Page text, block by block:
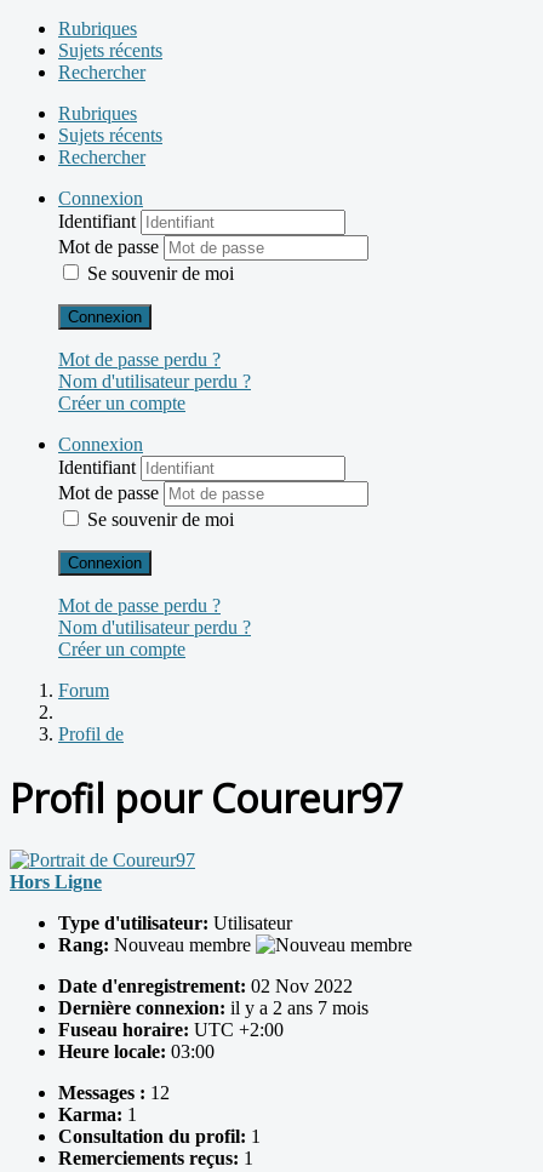
Rubriques
Sujets récents
Rechercher
Rubriques
Sujets récents
Rechercher
Connexion
Identifiant
Mot de passe
Se souvenir de moi
Connexion
Mot de passe perdu ?
Nom d'utilisateur perdu ?
Créer un compte
Connexion
Identifiant
Mot de passe
Se souvenir de moi
Connexion
Mot de passe perdu ?
Nom d'utilisateur perdu ?
Créer un compte
Forum
Profil de
Profil pour Coureur97
Hors Ligne
Type d'utilisateur: Utilisateur
Rang: Nouveau membre
Date d'enregistrement: 02 Nov 2022
Dernière connexion: il y a 2 ans 7 mois
Fuseau horaire: UTC +2:00
Heure locale: 03:00
Messages : 12
Karma: 1
Consultation du profil: 1
Remerciements reçus: 1